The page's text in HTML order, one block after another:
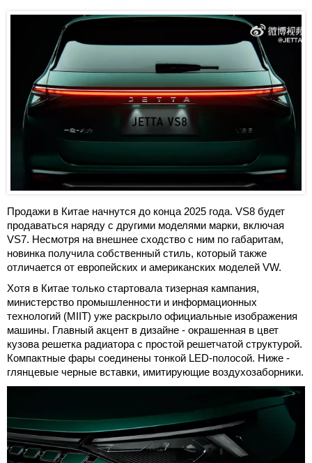
Продажи в Китае начнутся до конца 2025 года. VS8 будет
продаваться наряду с другими моделями марки, включая
VS7. Несмотря на внешнее сходство с ним по габаритам,
новинка получила собственный стиль, который также
отличается от европейских и американских моделей VW.
Хотя в Китае только стартовала тизерная кампания,
министерство промышленности и информационных
технологий (MIIT) уже раскрыло официальные изображения
машины. Главный акцент в дизайне - окрашенная в цвет
кузова решетка радиатора с простой решетчатой структурой.
Компактные фары соединены тонкой LED-полосой. Ниже -
глянцевые черные вставки, имитирующие воздухозаборники.